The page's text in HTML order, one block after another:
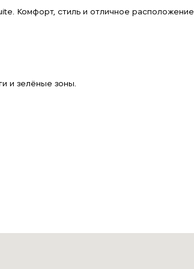
Комфорт, стиль и отличное расположение.
и зелёные зоны.